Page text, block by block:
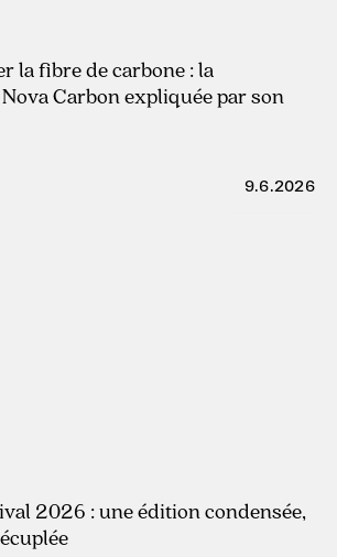
la fibre de carbone : la
Carbon expliquée par son
9.6.2026
2026 : une édition condensée,